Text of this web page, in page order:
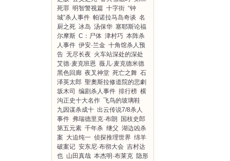
死罪 明智警视篇 十字街 “钟
城”杀人事件 帕诺拉马岛奇谈 名
厨之死 冰岛 汤保华 塞耶斯论福
尔摩斯 C：尸体 津村巧 本阵杀
人事件 伊安·兰金 十角馆杀人预
告 无尽长夜 火车站深处的深处
艾德·麦克班恩 薇儿·麦克德米德
黑色回廊 夜叉神堂 死亡之舞 石
泽英太郎 聖奧斯拉修道院的悲劇
坂木司
编剧杀人事件 排行榜 横
沟正史十大名作 飞鸟的玻璃鞋
九因谋杀成十 出云传说7/8杀人
事件 弗瑞德里克·布朗
国枝史郎
第五元素 千年杀 继父 湖边凶杀
案 大迫纯一 侦探推理世界 绵羊
破案记 安东尼·布彻大会 吉村达
也 山田真哉 本杰明·布莱克 隐形